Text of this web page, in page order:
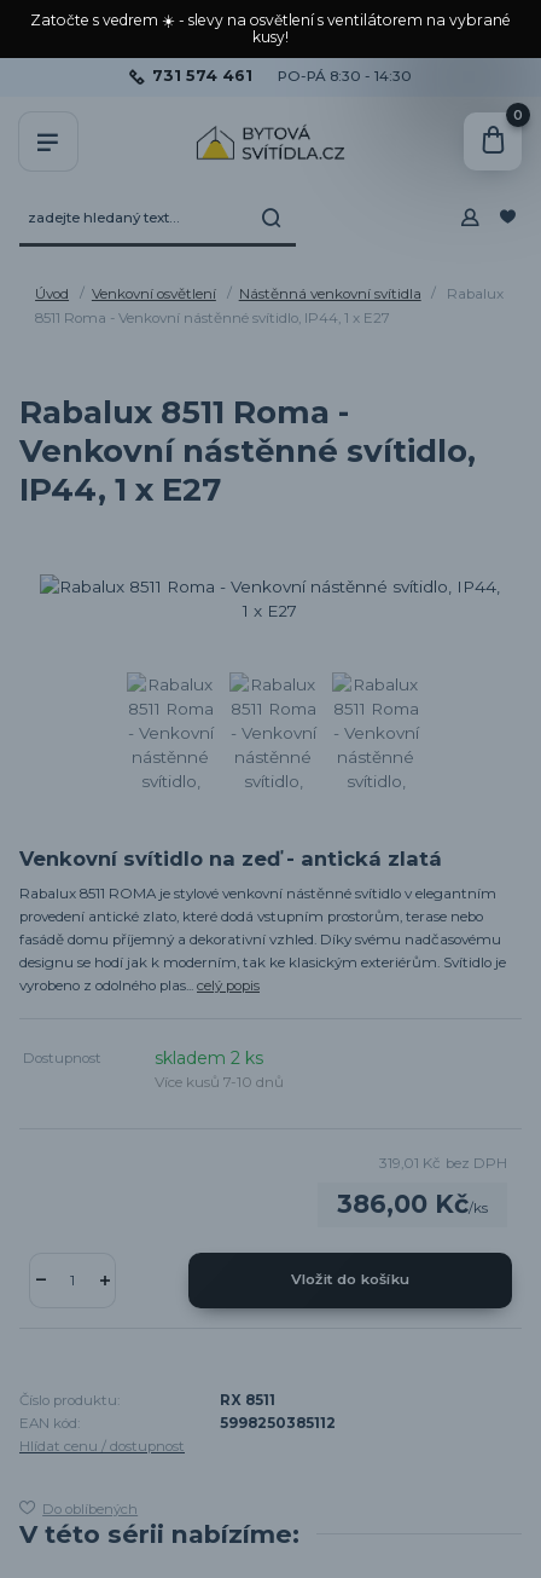
Zatočte s vedrem ☀️ - slevy na osvětlení s ventilátorem na vybrané
kusy!
731 574 461 PO-PÁ 8:30 - 14:30
0
Úvod Venkovní osvětlení Nástěnná venkovní svítidla
Rabalux
8511 Roma - Venkovní nástěnné svítidlo, IP44, 1 x E27
Rabalux 8511 Roma -
Venkovní nástěnné svítidlo,
IP44, 1 x E27
Venkovní svítidlo na zeď - antická zlatá
Rabalux 8511 ROMA je stylové venkovní nástěnné svítidlo v elegantním
provedení antické zlato, které dodá vstupním prostorům, terase nebo
fasádě domu příjemný a dekorativní vzhled. Díky svému nadčasovému
designu se hodí jak k moderním, tak ke klasickým exteriérům. Svítidlo je
vyrobeno z odolného plas... celý popis
Dostupnost skladem 2 ks
Více kusů 7-10 dnů
386,00 Kč/ks
319,01 Kč bez DPH
Vložit do košíku
Číslo produktu:
RX 8511
EAN kód:
5998250385112
Hlídat cenu / dostupnost
Do oblíbených
V této sérii nabízíme: